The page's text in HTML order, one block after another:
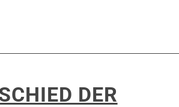
DER